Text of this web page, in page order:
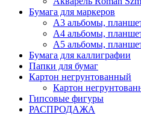
Бумага для маркеров
А3 альбомы,
А4 альбомы,
А5 альбомы,
Бумага для каллиграфии
Папки для бумаг
Картон негрунтованный
Картон
Гипсовые фигуры
РАСПРОДАЖА